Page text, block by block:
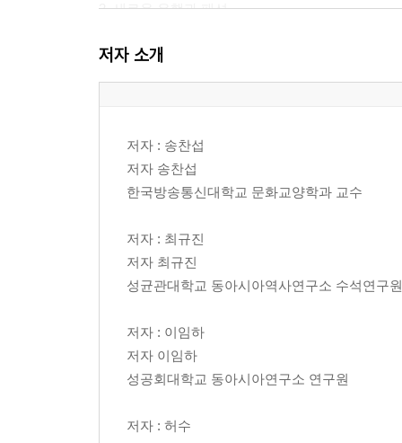
2. 새로운 유행과 패션
3장 연애: 연애는 지상지순한 도덕이요 예술이요
3. 연애는 영(靈)인가, 육(肉)인가, 영육(靈肉)인가
4. 건전한 연애의 종착지, 결혼
1. 근대의 공간, 백화점
2. 경성에 들어선 백화점
3. 인공낙원
5. 여성들, 백화점으로 몰려들다
6. 미군 전용 PX와 백화점의 난립
1. ‘괴질’에서 ‘콜레라’로
저자 소개
저자 : 송찬섭
저자 송찬섭
한국방송통신대학교 문화교양학과 교수
저자 : 최규진
저자 최규진
성균관대학교 동아시아역사연구소 수석연구원
저자 : 이임하
저자 이임하
성공회대학교 동아시아연구소 연구원
저자 : 허수